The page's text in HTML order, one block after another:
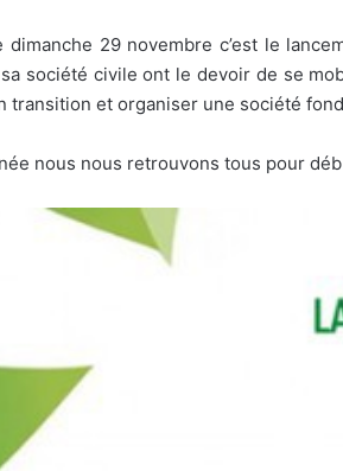
dimanche 29 novembre c’est le
société civile ont le devoir de se
transition et organiser une société
nous nous retrouvons tous pour